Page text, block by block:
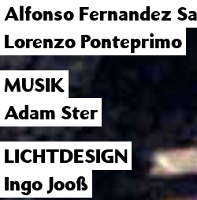
Alfonso Fernandez
Lorenzo Ponteprimo
MUSIK
Adam Ster
LICHTDESIGN
Ingo Jooß